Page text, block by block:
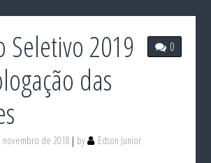
0
Seletivo 2019
das
novembro de 2018 by Edson Junior